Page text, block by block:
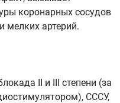
коронарных сосудов
мелких артерий.
II и III степени (за
СССУ,